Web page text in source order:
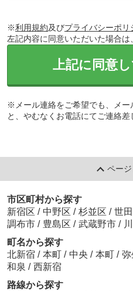
※利用規約及びプライバシーポリ
左記内容に同意いただいた場合は
上記に同意
※メール連絡をご希望でも、メー
と、やむなくお電話にてご連絡差
ペー
市区町村から探す
新宿区 / 中野区 / 杉並区 / 世
調布市 / 豊島区 / 武蔵野市 /
町名から探す
北新宿 / 本町 / 中央 / 本町 / 弥
和泉 / 西新宿
路線から探す